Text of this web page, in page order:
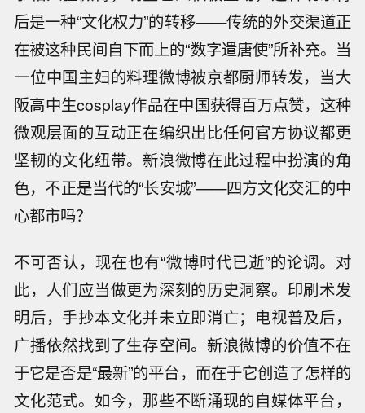
后是一种“文化权力”的转移——传统的外交渠道正
在被这种民间自下而上的“数字遣唐使”所补充。当
一位中国主妇的料理微博被京都厨师转发，当大
阪高中生cosplay作品在中国获得百万点赞，这种
微观层面的互动正在编织出比任何官方协议都更
坚韧的文化纽带。新浪微博在此过程中扮演的角
色，不正是当代的“长安城”——四方文化交汇的中
心都市吗？
不可否认，现在也有“微博时代已逝”的论调。对
此，人们应当做更为深刻的历史洞察。印刷术发
明后，手抄本文化并未立即消亡；电视普及后，
广播依然找到了生存空间。新浪微博的价值不在
于它是否是“最新”的平台，而在于它创造了怎样的
文化范式。如今，那些不断涌现的自媒体平台，